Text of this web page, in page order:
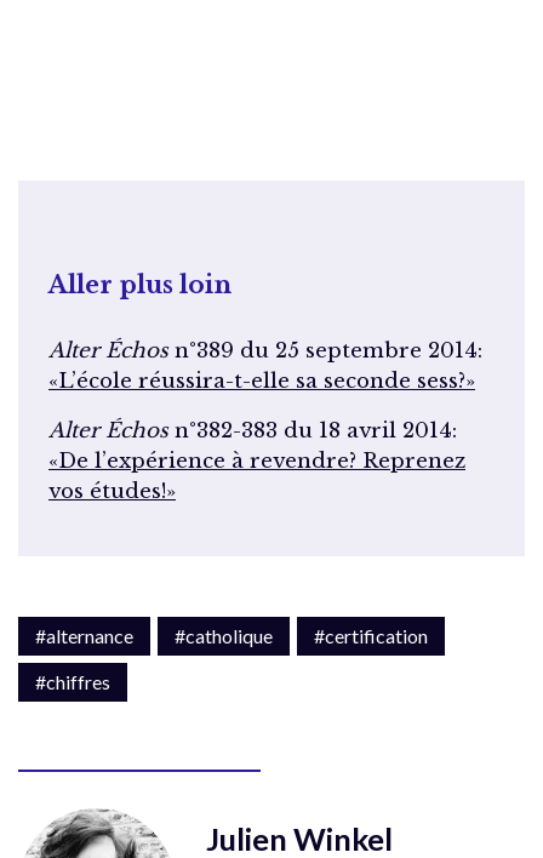
Aller plus loin
Alter Échosn°389 du 25 septembre 2014:
«L’école réussira-t-elle sa seconde sess?»
Alter Échosn°382-383 du 18 avril 2014:
«De l’expérience à revendre? Reprenez
vos études!»
#alternance #catholique
#certification
#chiffres
Julien Winkel